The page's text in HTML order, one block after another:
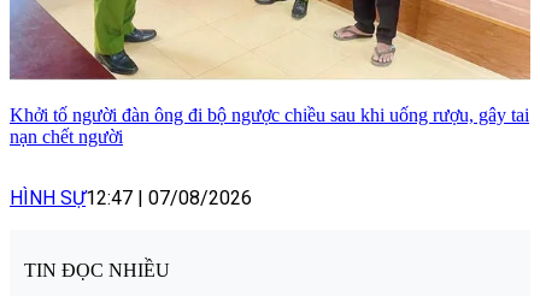
Khởi tố người đàn ông đi bộ ngược chiều sau khi uống rượu, gây tai
nạn chết người
HÌNH SỰ12:47 | 07/08/2026
TIN ĐỌC NHIỀU